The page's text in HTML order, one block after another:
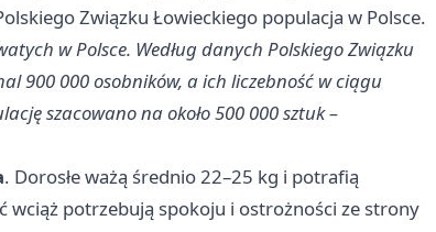
Związku Łowieckiego populacja w Polsce.
w Polsce. Według danych Polskiego Związku
900 000 osobników, a ich liczebność w ciągu
szacowano na około 500 000 sztuk –
. Dorosłe ważą średnio 22–25 kg i potrafią
wciąż potrzebują spokoju i ostrożności ze strony